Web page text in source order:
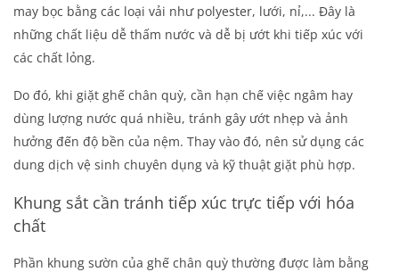
may bọc bằng các loại vải như polyester, lưới, nỉ,... Đây là
những chất liệu dễ thấm nước và dễ bị ướt khi tiếp xúc với
các chất lỏng.
Do đó, khi giặt ghế chân quỳ, cần hạn chế việc ngâm hay
dùng lượng nước quá nhiều, tránh gây ướt nhẹp và ảnh
hưởng đến độ bền của nệm. Thay vào đó, nên sử dụng các
dung dịch vệ sinh chuyên dụng và kỹ thuật giặt phù hợp.
Khung sắt cần tránh tiếp xúc trực tiếp với hóa
chất
Phần khung sườn của ghế chân quỳ thường được làm bằng